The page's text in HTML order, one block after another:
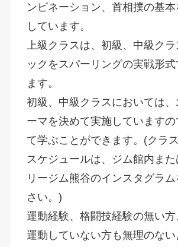
ンビネーション、首相撲の基
しています。
上級クラスは、初級、中級ク
ックをスパーリングの実戦形
ます。
初級、中級クラスにおいては
ーマを決めて実施していますの
て学ぶことができます。(クラ
スケジュールは、ジム館内また
リージム熊谷のインスタグラ
さい。)
運動経験、格闘技経験の無い方
運動していない方も無理のな